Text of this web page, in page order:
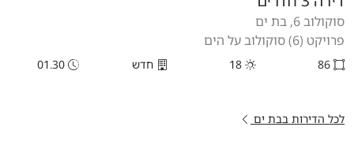
סוקולוב 6, בת ים
פרויקט (6) סוקולוב על הים
חדש
לכל הדירות בבת ים